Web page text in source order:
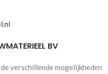
BV
verschillende mogelijkheden